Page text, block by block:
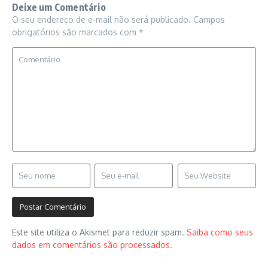
Deixe um Comentário
O seu endereço de e-mail não será publicado. Campos
obrigatórios são marcados com *
Este site utiliza o Akismet para reduzir spam. Saiba como seus
dados em comentários são processados.